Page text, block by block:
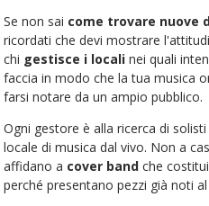
Se non sai come trovare nuove
ricordati che devi mostrare
chi gestisce i locali nei quali
faccia in modo che la tua musica
farsi notare da un ampio pubblico.
Ogni gestore è alla ricerca di
locale di musica dal vivo. Non a
affidano a cover band che
perché presentano pezzi già noti